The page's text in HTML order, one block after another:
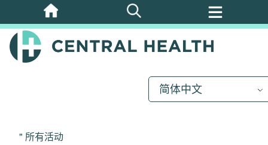
跳
至
主
简体中文
" 所有活动